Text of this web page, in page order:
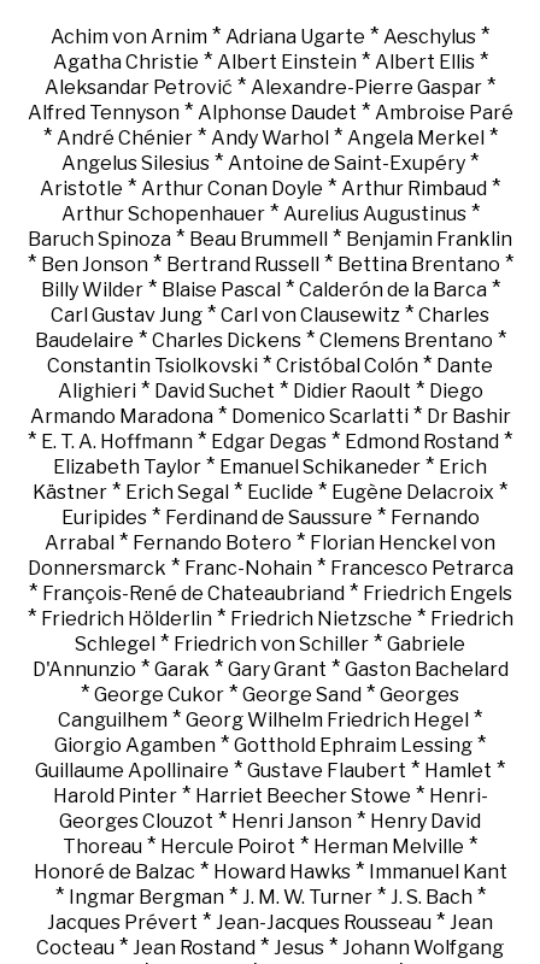
Achim von Arnim * Adriana Ugarte * Aeschylus *
Agatha Christie * Albert Einstein* Albert Ellis*
Aleksandar Petrović * Alexandre-Pierre Gaspar *
Alfred Tennyson* Alphonse Daudet * Ambroise Paré
* André Chénier* Andy Warhol * Angela Merkel *
Angelus Silesius * Antoine de Saint-Exupéry *
Aristotle * Arthur Conan Doyle * Arthur Rimbaud *
Arthur Schopenhauer* Aurelius Augustinus*
Baruch Spinoza * Beau Brummell * Benjamin Franklin
* Ben Jonson* Bertrand Russell * Bettina Brentano *
Billy Wilder* Blaise Pascal* Calderón de la Barca*
Carl Gustav Jung * Carl von Clausewitz * Charles
Baudelaire * Charles Dickens* Clemens Brentano *
Constantin Tsiolkovski * Cristóbal Colón * Dante
Alighieri* David Suchet * Didier Raoult * Diego
Armando Maradona* Domenico Scarlatti* Dr Bashir
* E. T. A. Hoffmann * Edgar Degas * Edmond Rostand *
Elizabeth Taylor * Emanuel Schikaneder * Erich
Kästner * Erich Segal * Euclide * Eugène Delacroix *
Euripides* Ferdinand de Saussure * Fernando
Arrabal * Fernando Botero * Florian Henckel von
Donnersmarck * Franc-Nohain* Francesco Petrarca
* François-René de Chateaubriand* Friedrich Engels
* Friedrich Hölderlin* Friedrich Nietzsche * Friedrich
Schlegel * Friedrich von Schiller * Gabriele
D'Annunzio * Garak * Gary Grant * Gaston Bachelard
* George Cukor * George Sand * Georges
Canguilhem * Georg Wilhelm Friedrich Hegel *
Giorgio Agamben * Gotthold Ephraim Lessing *
Guillaume Apollinaire * Gustave Flaubert * Hamlet *
Harold Pinter* Harriet Beecher Stowe * Henri-
Georges Clouzot * Henri Janson * Henry David
Thoreau * Hercule Poirot * Herman Melville *
Honoré de Balzac * Howard Hawks* Immanuel Kant
* Ingmar Bergman* J. M. W. Turner* J. S. Bach*
Jacques Prévert * Jean-Jacques Rousseau * Jean
Cocteau * Jean Rostand * Jesus * Johann Wolfgang